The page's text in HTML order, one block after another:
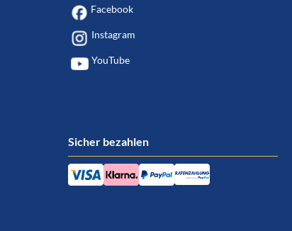
Facebook
Instagram
YouTube
Sicher bezahlen